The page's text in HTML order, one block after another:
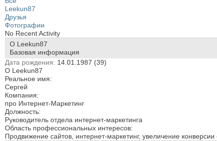
Leekun87
Друзья
Фотографии
No Recent Activity
О Leekun87
Базовая информация
Дата рождения
14.01.1987 (39)
О Leekun87
Реальное имя:
Сергей
Компания:
про Интернет-Маркетинг
Должность:
Руководитель отдела интернет-маркетинга
Область профессиональных интересов:
Продвижение сайтов, интернет-маркетинг, увеличение